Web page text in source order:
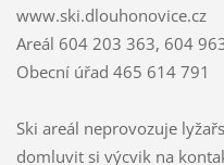
www.ski.dlouhonovice.cz
Areál 604 203 363, 604
Obecní úřad 465 614 791
Ski areál neprovozuje
domluvit si výcvik na